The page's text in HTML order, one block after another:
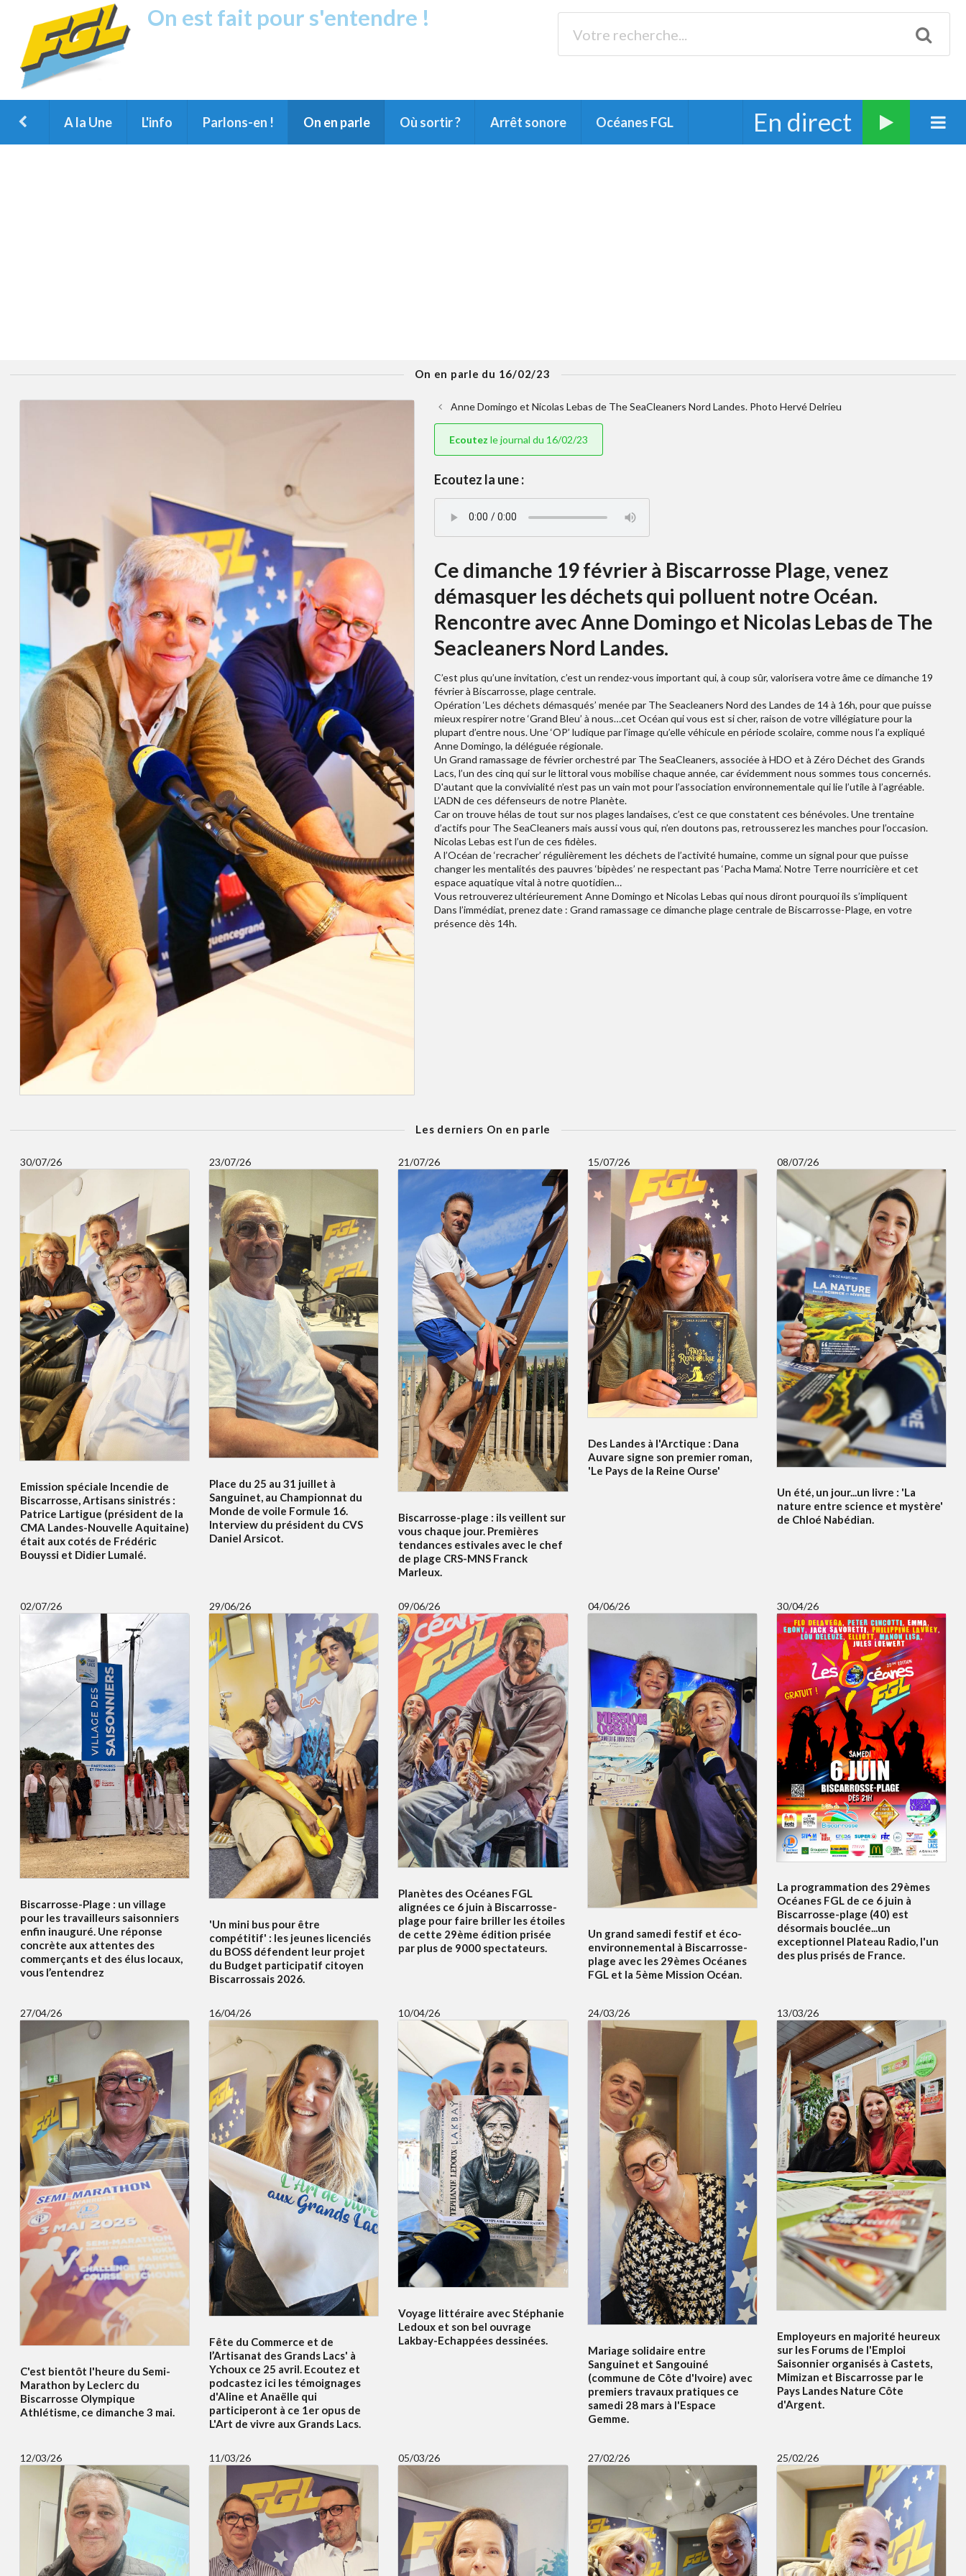
On est fait pour s'entendre !
A la Une L'info Parlons-en ! On en parle Où sortir ? Arrêt sonore Océanes FGL En direct
On en parle du 16/02/23
Anne Domingo et Nicolas Lebas de The SeaCleaners Nord Landes. Photo Hervé Delrieu
Ecoutez le journal du 16/02/23
Ecoutez la une :
Ce dimanche 19 février à Biscarrosse Plage, venez
démasquer les déchets qui polluent notre Océan.
Rencontre avec Anne Domingo et Nicolas Lebas de The
Seacleaners Nord Landes.
C’est plus qu’une invitation, c’est un rendez-vous important qui, à coup sûr, valorisera votre âme ce dimanche 19
février à Biscarrosse, plage centrale.
Opération ‘Les déchets démasqués’ menée par The Seacleaners Nord des Landes de 14 à 16h, pour que puisse
mieux respirer notre ‘Grand Bleu’ à nous…cet Océan qui vous est si cher, raison de votre villégiature pour la
plupart d’entre nous. Une ‘OP’ ludique par l’image qu’elle véhicule en période scolaire, comme nous l’a expliqué
Anne Domingo, la déléguée régionale.
Un Grand ramassage de février orchestré par The SeaCleaners, associée à HDO et à Zéro Déchet des Grands
Lacs, l’un des cinq qui sur le littoral vous mobilise chaque année, car évidemment nous sommes tous concernés.
D'autant que la convivialité n’est pas un vain mot pour l’association environnementale qui lie l’utile à l’agréable.
L’ADN de ces défenseurs de notre Planète.
Car on trouve hélas de tout sur nos plages landaises, c’est ce que constatent ces bénévoles. Une trentaine
d’actifs pour The SeaCleaners mais aussi vous qui, n’en doutons pas, retrousserez les manches pour l’occasion.
Nicolas Lebas est l’un de ces fidèles.
A l’Océan de ‘recracher’ régulièrement les déchets de l’activité humaine, comme un signal pour que puisse
changer les mentalités des pauvres ‘bipèdes’ ne respectant pas ‘Pacha Mama’. Notre Terre nourricière et cet
espace aquatique vital à notre quotidien…
Vous retrouverez ultérieurement Anne Domingo et Nicolas Lebas qui nous diront pourquoi ils s’impliquent
Dans l’immédiat, prenez date : Grand ramassage ce dimanche plage centrale de Biscarrosse-Plage, en votre
présence dès 14h.
Les derniers On en parle
30/07/26
Emission spéciale Incendie de
Biscarrosse, Artisans sinistrés :
Patrice Lartigue (président de la
CMA Landes-Nouvelle Aquitaine)
était aux cotés de Frédéric
Bouyssi et Didier Lumalé.
23/07/26
Place du 25 au 31 juillet à
Sanguinet, au Championnat du
Monde de voile Formule 16.
Interview du président du CVS
Daniel Arsicot.
21/07/26
Biscarrosse-plage : ils veillent sur
vous chaque jour. Premières
tendances estivales avec le chef
de plage CRS-MNS Franck
Marleux.
15/07/26
Des Landes à l'Arctique : Dana
Auvare signe son premier roman,
'Le Pays de la Reine Ourse'
08/07/26
Un été, un jour...un livre : 'La
nature entre science et mystère'
de Chloé Nabédian.
02/07/26
Biscarrosse-Plage : un village
pour les travailleurs saisonniers
enfin inauguré. Une réponse
concrète aux attentes des
commerçants et des élus locaux,
vous l’entendrez
29/06/26
'Un mini bus pour être
compétitif' : les jeunes licenciés
du BOSS défendent leur projet
du Budget participatif citoyen
Biscarrossais 2026.
09/06/26
Planètes des Océanes FGL
alignées ce 6 juin à Biscarrosse-
plage pour faire briller les étoiles
de cette 29ème édition prisée
par plus de 9000 spectateurs.
04/06/26
Un grand samedi festif et éco-
environnemental à Biscarrosse-
plage avec les 29èmes Océanes
FGL et la 5ème Mission Océan.
30/04/26
La programmation des 29èmes
Océanes FGL de ce 6 juin à
Biscarrosse-plage (40) est
désormais bouclée...un
exceptionnel Plateau Radio, l'un
des plus prisés de France.
27/04/26
C'est bientôt l'heure du Semi-
Marathon by Leclerc du
Biscarrosse Olympique
Athlétisme, ce dimanche 3 mai.
16/04/26
Fête du Commerce et de
l’Artisanat des Grands Lacs' à
Ychoux ce 25 avril. Ecoutez et
podcastez ici les témoignages
d'Aline et Anaëlle qui
participeront à ce 1er opus de
L'Art de vivre aux Grands Lacs.
10/04/26
Voyage littéraire avec Stéphanie
Ledoux et son bel ouvrage
Lakbay-Echappées dessinées.
24/03/26
Mariage solidaire entre
Sanguinet et Sangouiné
(commune de Côte d'Ivoire) avec
premiers travaux pratiques ce
samedi 28 mars à l'Espace
Gemme.
13/03/26
Employeurs en majorité heureux
sur les Forums de l'Emploi
Saisonnier organisés à Castets,
Mimizan et Biscarrosse par le
Pays Landes Nature Côte
d'Argent.
12/03/26 11/03/26 05/03/26 27/02/26 25/02/26